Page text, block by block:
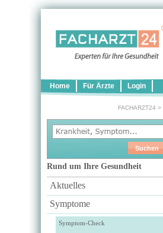
Home Für Ärzte Login
FACHARZT24 >
Rund um Ihre Gesundheit
Aktuelles
Symptome
Symptom-Check